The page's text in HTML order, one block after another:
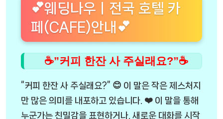
💕웨딩나우ㅣ전국 호텔 카
페(CAFE)안내💕
☕”커피 한잔 사 주실래요?”☕
“커피 한잔 사 주실래요?” 😊 이 말은 작은 제스처지
만 많은 의미를 내포하고 있습니다. ❤️ 이 말을 통해
누군가는 친밀감을 표현하거나, 새로운 대화를 시작